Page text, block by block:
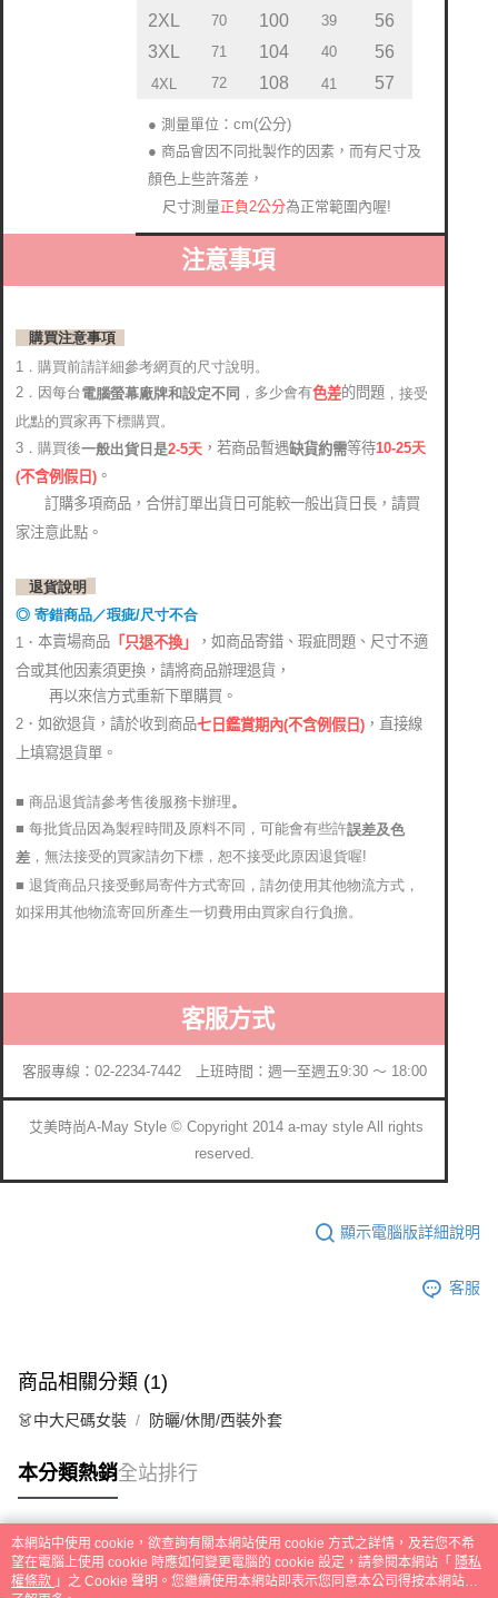
2XL
70 100 39
56
3XL
71 104 40 56
4XL 72 108 41 57
● 測量單位：cm(公分)
● 商品會因不同批製作的因素，而有尺寸及
顏色上些許落差 ，
尺寸測量正負2公分為正常範圍內喔!
注意事項
購買注意事項
1．購買前請詳細參考網頁的尺寸說明。
2．因每台電腦螢幕廠牌和設定不同 ，多少會有色差的問題 ，接受
此點的買家再下標購買。
3．購買後一般出貨日是2-5天 ，若商品暫遇缺貨約需等待10-25天
(不含例假日) 。
訂購多項商品，合併訂單出貨日可能較一般出貨日長，請買
家注意此點。
退貨說明
◎ 寄錯商品／瑕疵/尺寸不合
1． 本賣場商品 「只退不換」
，如商品寄錯、瑕疵問題、尺寸不適
合或其他因素須更換，請將商品辦理退貨，
再以來信方式重新下單購買。
2．如欲退貨，請於收到商品七日鑑賞期內(不含例假日) ，直接線
上填寫退貨單。
■ 商品退貨請參考售後服務卡辦理。
■ 每批貨品因為製程時間及原料不同，可能會有些許誤差及色
差 ，無法接受的買家請勿下標，恕不接受此原因退貨喔!
■ 退貨商品只接受郵局寄件方式寄回，請勿使用其他物流方式，
如採用其他物流寄回所產生一切費用由買家自行負擔。
客服方式
客服專線：02-2234-7442 上班時間：週一至週五9:30 ～ 18:00
艾美時尚A-May Style © Copyright 2014 a-may style All rights
reserved.
顯示電腦版詳細說明
客服
商品相關分類 (1)
👗中大尺碼女裝 防曬/休閒/西裝外套
本分類熱銷全站排行
熱門標籤
本網站中使用 cookie，欲查詢有關本網站使用 cookie 方式之詳情，及若您不希
望在電腦上使用 cookie 時應如何變更電腦的 cookie 設定，請參閱本網站「 隱私
權條款 」之 Cookie 聲明。您繼續使用本網站即表示您同意本公司得按本網站使